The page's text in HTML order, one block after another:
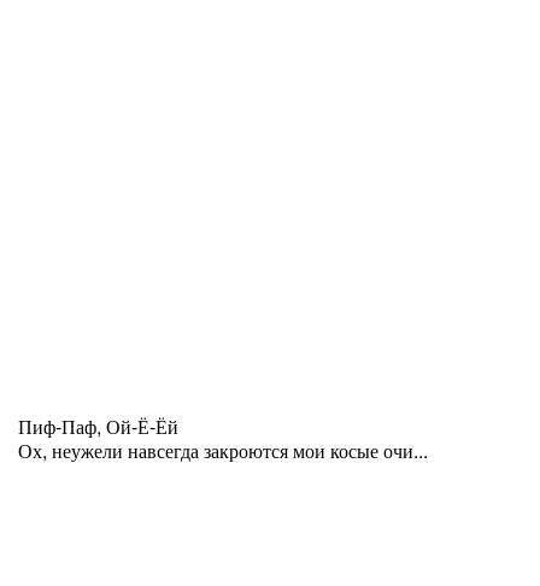
Пиф-Паф, Ой-Ё-Ёй
Ох, неужели навсегда закроются мои косые очи...